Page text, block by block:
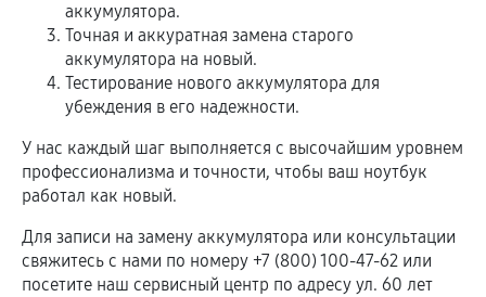
аккумулятора.
Точная и аккуратная замена старого
аккумулятора на новый.
Тестирование нового аккумулятора для
убеждения в его надежности.
У нас каждый шаг выполняется с высочайшим уровнем
профессионализма и точности, чтобы ваш ноутбук
работал как новый.
Для записи на замену аккумулятора или консультации
свяжитесь с нами по номеру +7 (800) 100-47-62 или
посетите наш сервисный центр по адресу ул. 60 лет